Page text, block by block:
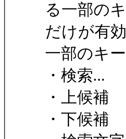
る一部の
だけが有
一部のキ
・検索...
・上候補
・下候補